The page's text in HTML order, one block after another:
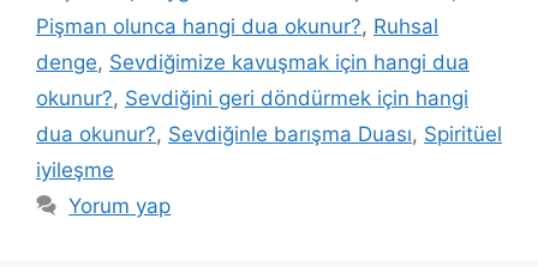
Pişman olunca hangi dua okunur?, Ruhsal
denge, Sevdiğimize kavuşmak için hangi dua
okunur?, Sevdiğini geri döndürmek için hangi
dua okunur?, Sevdiğinle barışma Duası, Spiritüel
iyileşme
Yorum yap